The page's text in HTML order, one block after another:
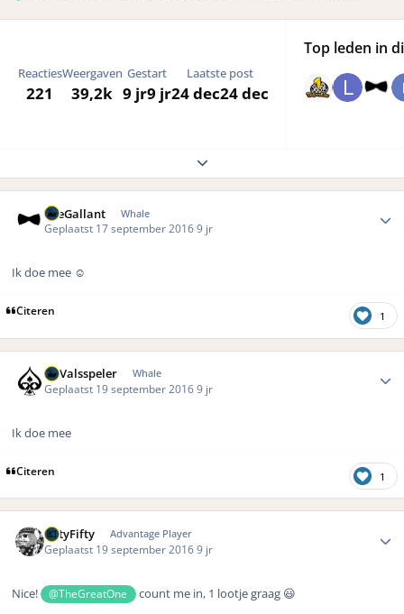
Reacties
221
Weergaven
39,2k
Gestart
9 jr9 jr
Laatste post
24 dec24 dec
Top leden in
Expand topic overview
TheGallant Whale
Geplaatst 17 september 20169 jr
Ik doe mee ☺️
Citeren 1
DeValsspeler Whale
Geplaatst 19 september 20169 jr
Ik doe mee
Citeren 1
FiftyFifty Advantage Player
Geplaatst 19 september 20169 jr
Nice! @TheGreatOne count me in, 1 lootje graag 😃